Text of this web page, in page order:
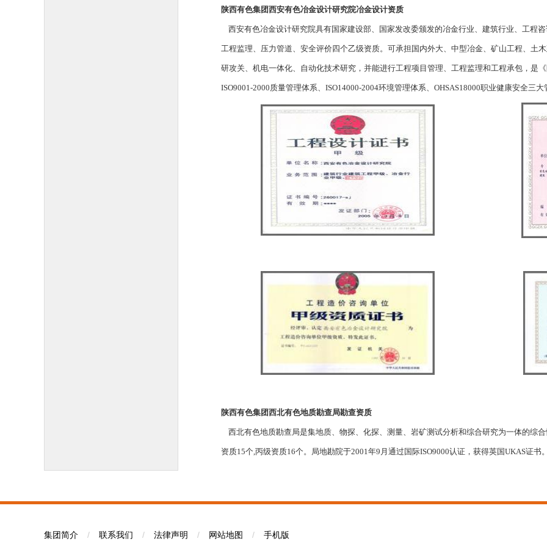
陕西有色集团西安有色冶金设计研究院冶金设计资质
西安有色冶金设计研究院具有国家建设部、国家发改委颁发的冶金行业、建筑行业、工程
工程监理、压力管道、安全评价四个乙级资质。可承担国内外大、中型冶金、矿山工程、土
研攻关、机电一体化、自动化技术研究，并能进行工程项目管理、工程监理和工程承包，是
ISO9001-2000质量管理体系、ISO14000-2004环境管理体系、OHSAS18000职业健康安全三
陕西有色集团西北有色地质勘查局勘查资质
西北有色地质勘查局是集地质、物探、化探、测量、岩矿测试分析和综合研究为一体的综
资质15个,丙级资质16个。局地勘院于2001年9月通过国际ISO9000认证，获得英国UKAS证书
集团简介 / 联系我们 / 法律声明 / 网站地图 / 手机版